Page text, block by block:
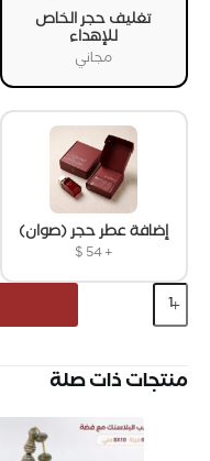
تغليف حجر الخاص
للإهداء
مجاني
إضافة عطر حجر (صوان)
+
$54
منتجات ذات صلة